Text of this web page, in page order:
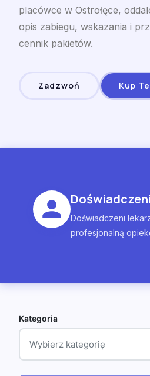
placówce w Ostrołęce,
opis zabiegu, wskazania i
cennik pakietów.
Zadzwoń Kup
Doświadczeni
profesjonalną
Kategoria
Wybierz kategorię